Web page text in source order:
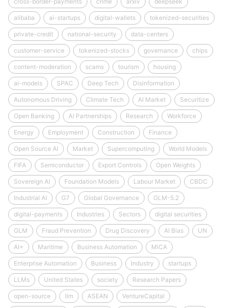
alibaba ai-startups digital-wallets tokenized-securities
private-credit national-security data-centers
customer-service tokenized-stocks governance chips
content-moderation scams tourism housing
ai-models SPAC Deep Tech Disinformation
Autonomous Driving Climate Tech AI Market Securitize
Open Banking AI Partnerships Research Workforce
Energy Employment Construction Finance
Open Source AI Market Supercomputing World Models
FIFA Semiconductor Export Controls Open Weights
Sovereign AI Foundation Models Labour Market CBDC
Industrial AI G7 Global Governance GLM-5.2
digital-payments Industries Sectors digital securities
GLM Fraud Prevention Drug Discovery AI Bias UN
AI+ Maritime Business Automation MiCA
Enterprise Automation Business Industry startups
LLMs United States society Research Papers
open-source llm ASEAN VentureCapital